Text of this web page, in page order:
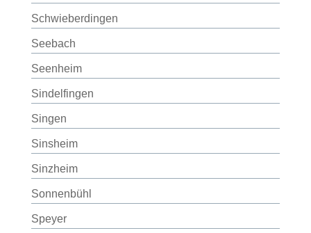
Schwieberdingen
Seebach
Seenheim
Sindelfingen
Singen
Sinsheim
Sinzheim
Sonnenbühl
Speyer